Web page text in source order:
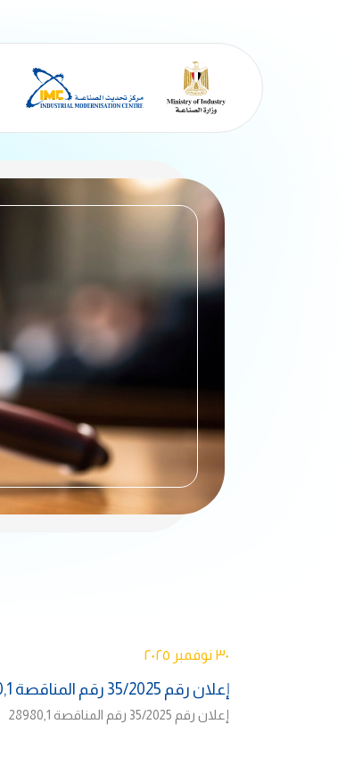
٣٠ نوفمبر ٢٠٢٥
إعلان رقم 35/2025 رقم المناقصة 28980,1
إعلان رقم 35/2025 رقم المناقصة 28980,1